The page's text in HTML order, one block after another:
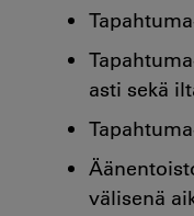
asti sekä
välisenä